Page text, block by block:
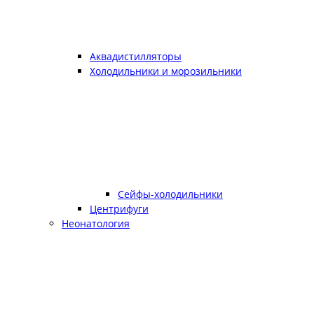
Аквадистилляторы
Холодильники и морозильники
Сейфы-холодильники
Центрифуги
Неонатология